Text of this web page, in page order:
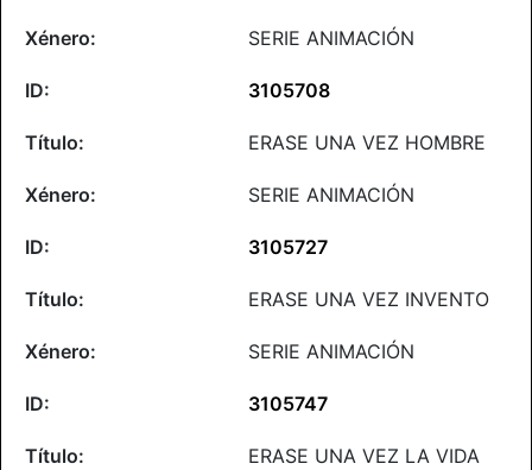
SERIE ANIMACIÓN
3105708
ERASE UNA VEZ HOMBRE
SERIE ANIMACIÓN
3105727
ERASE UNA VEZ INVENTO
SERIE ANIMACIÓN
3105747
ERASE UNA VEZ LA VIDA